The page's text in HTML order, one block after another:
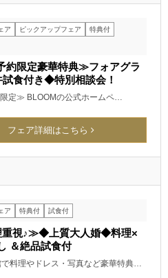
ア ピックアップフェア
特典付
約限定豪華特典≫フォアグラ
食付き◆特別相談会！
定≫ BLOOMの公式ホームペ…
フェア詳細はこちら
ア 特典付 試食付
視♪≫◆上質大人婚◆料理×
＆絶品試食付
で料理やドレス・写真など豪華特典…